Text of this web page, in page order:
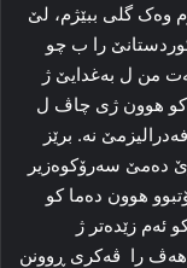
وه‌ک گلی ببێژم، لێ
را ب چو
من ل به‌غدایێ ژ
کو هوون ژی چاڤ ل
نه‌. برێز
ده‌مێ سه‌رۆکوه‌زیر
هوون ده‌ما کو
ئه‌م زێده‌تر ژ
را ڤەکری ڕوونن